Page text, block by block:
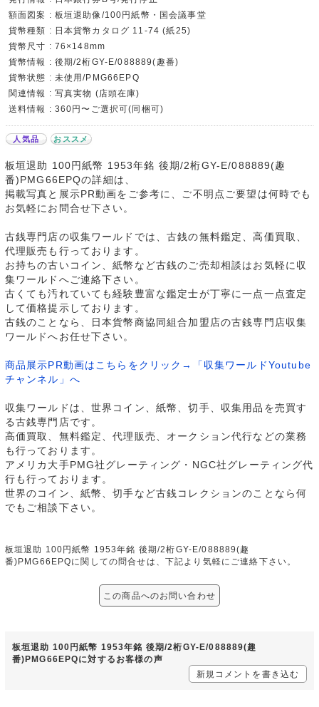
額面図案 : 板垣退助像/100円紙幣・国会議事堂
貨幣種類 : 日本貨幣カタログ 11-74 (紙25)
貨幣尺寸 : 76×148mm
貨幣情報 : 後期/2桁GY-E/088889(趣番)
貨幣状態 : 未使用/PMG66EPQ
関連情報 : 写真実物 (店頭在庫)
送料情報 : 360円〜ご選択可(同梱可)
人気品 おススメ
板垣退助 100円紙幣 1953年銘 後期/2桁GY-E/088889(趣
番)PMG66EPQの詳細は、
掲載写真と展示PR動画をご参考に、ご不明点ご要望は何時でも
お気軽にお問合せ下さい。
古銭専門店の収集ワールドでは、古銭の無料鑑定、高価買取、
代理販売も行っております。
お持ちの古いコイン、紙幣など古銭のご売却相談はお気軽に収
集ワールドへご連絡下さい。
古くても汚れていても経験豊富な鑑定士が丁寧に一点一点査定
して価格提示しております。
古銭のことなら、日本貨幣商協同組合加盟店の古銭専門店収集
ワールドへお任せ下さい。
商品展示PR動画はこちらをクリック→「収集ワールドYoutube
チャンネル」へ
収集ワールドは、世界コイン、紙幣、切手、収集用品を売買す
る古銭専門店です。
高価買取、無料鑑定、代理販売、オークション代行などの業務
も行っております。
アメリカ大手PMG社グレーティング・NGC社グレーティング代
行も行っております。
世界のコイン、紙幣、切手など古銭コレクションのことなら何
でもご相談下さい。
板垣退助 100円紙幣 1953年銘 後期/2桁GY-E/088889(趣
番)PMG66EPQに関しての問合せは、下記より気軽にご連絡下さい。
この商品へのお問い合わせ
板垣退助 100円紙幣 1953年銘 後期/2桁GY-E/088889(趣
番)PMG66EPQに対するお客様の声
新規コメントを書き込む